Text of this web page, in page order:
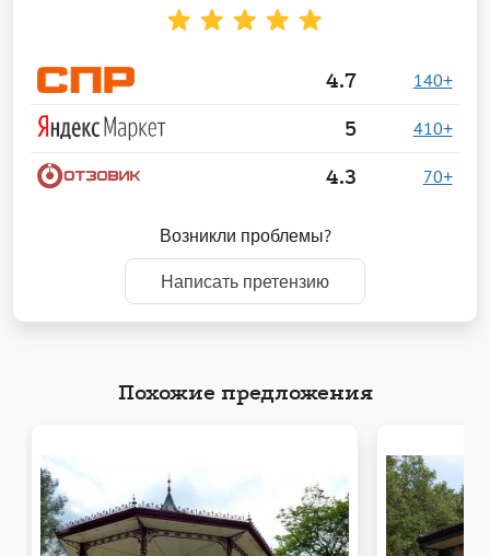
4.7 140+
5 410+
4.3 70+
Возникли проблемы?
Написать претензию
Похожие предложения